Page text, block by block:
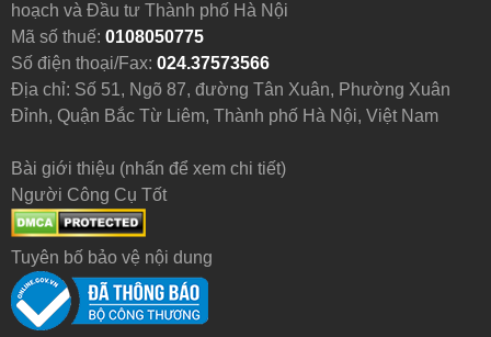
hoạch và Đầu tư Thành phố Hà Nội
Mã số thuế: 0108050775
Số điện thoại/Fax: 024.37573566
Địa chỉ: Số 51, Ngõ 87, đường Tân Xuân, Phường Xuân
Đỉnh, Quận Bắc Từ Liêm, Thành phố Hà Nội, Việt Nam
Bài giới thiệu (nhấn để xem chi tiết)
Người Công Cụ Tốt
Tuyên bố bảo vệ nội dung